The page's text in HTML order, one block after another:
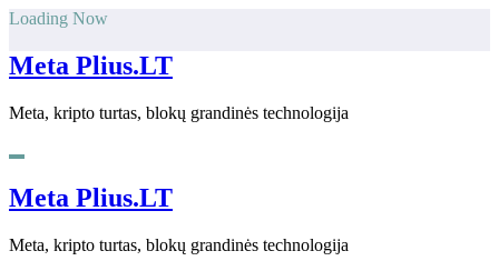
Skip
content
Loading Now
Meta Plius.LT
Meta, kripto turtas, blokų grandinės technologija
Meta Plius.LT
Meta, kripto turtas, blokų grandinės technologija